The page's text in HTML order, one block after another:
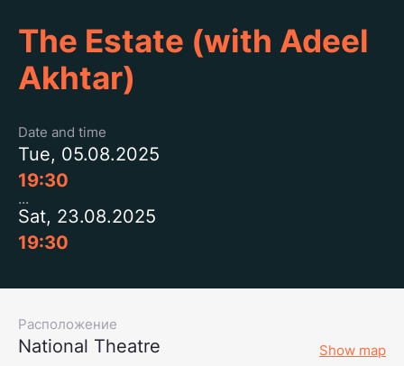
The Estate (with Adeel
Akhtar)
Date and time
Tue, 05.08.2025
19:30
Sat, 23.08.2025
19:30
Расположение
National Theatre Show map